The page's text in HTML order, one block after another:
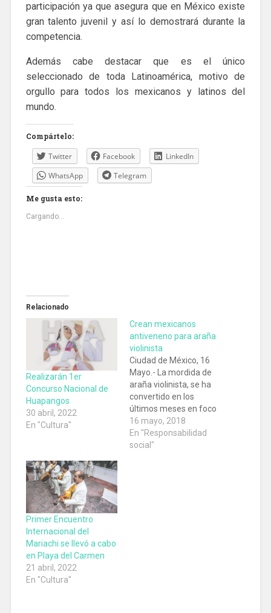
participación ya que asegura que en México existe
gran talento juvenil y así lo demostrará durante la
competencia.
Además cabe destacar que es el único
seleccionado de toda Latinoamérica, motivo de
orgullo para todos los mexicanos y latinos del
mundo.
Compártelo:
Twitter Facebook
LinkedIn
WhatsApp
Telegram
Me gusta esto:
Cargando...
Relacionado
Realizarán 1er
Concurso Nacional de
Huapangos
30 abril, 2022
En "Cultura"
Crean mexicanos
antiveneno para araña
violinista
Ciudad de México, 16
Mayo.- La mordida de
araña violinista, se ha
convertido en los
últimos meses en foco
de alarma para la
sociedad.
Especialmente, porque
16 mayo, 2018
En "Responsabilidad
social"
Primer Encuentro
Internacional del
Mariachi se llevó a cabo
en Playa del Carmen
21 abril, 2022
En "Cultura"